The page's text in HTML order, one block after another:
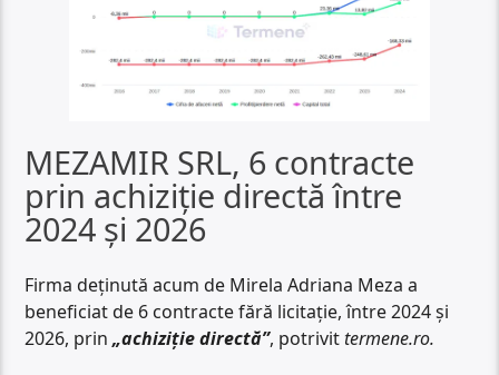
MEZAMIR SRL, 6 contracte
prin achiziție directă între
2024 și 2026
Firma deținută acum de Mirela Adriana Meza a
beneficiat de 6 contracte fără licitație, între 2024 și
2026, prin„achiziție directă”, potrivittermene.ro.